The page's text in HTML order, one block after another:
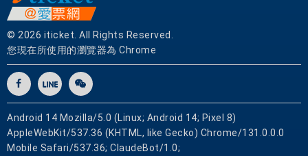
© 2026 iticket. All Rights Reserved.
您現在所使用的瀏覽器為 Chrome
Android 14 Mozilla/5.0 (Linux; Android 14; Pixel 8)
AppleWebKit/537.36 (KHTML, like Gecko) Chrome/131.0.0.0
Mobile Safari/537.36; ClaudeBot/1.0;